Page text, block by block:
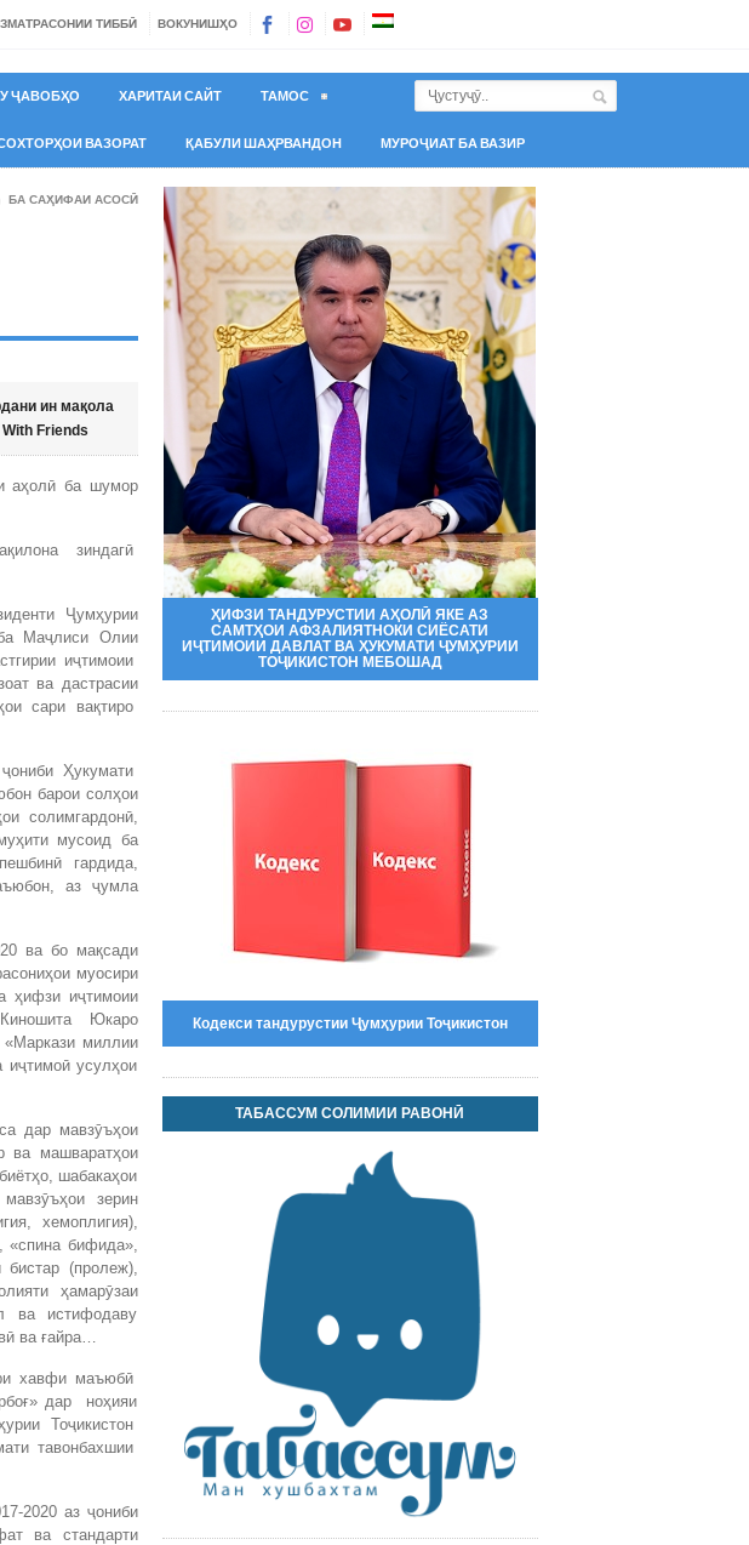
ТИББӢ ВОКУНИШҲО
ҶАВОБҲО ХАРИТАИ САЙТ ТАМОС
ВАЗОРАТ ҚАБУЛИ ШАҲРВАНДОН МУРОҶИАТ БА ВАЗИР
БА САҲИФАИ АСОСӢ
ин мақола
Friends
аҳолӣ ба шумор
зиндагӣ
Ҷумҳурии
Маҷлиси Олии
иҷтимоии
ва дастрасии
сари вақтиро
Ҳукумати
барои солҳои
солимгардонӣ,
мусоид ба
гардида,
аз ҷумла
ва бо мақсади
муосири
ҳифзи иҷтимоии
Киношита Юкаро
миллии
иҷтимоӣ усулҳои
дар мавзӯъҳои
ва машваратҳои
шабакаҳои
зерин
хемоплигия),
«спина бифида»,
(пролеж),
ҳамарӯзаи
ва истифодаву
ва ғайра…
хавфи маъюбӣ
дар ноҳияи
Тоҷикистон
тавонбахшии
2020 аз ҷониби
ва стандарти
ҲИФЗИ ТАНДУРУСТИИ АҲОЛӢ ЯКЕ АЗ
САМТҲОИ АФЗАЛИЯТНОКИ СИЁСАТИ
ИҶТИМОИИ ДАВЛАТ ВА ҲУКУМАТИ ҶУМҲУРИИ
ТОҶИКИСТОН МЕБОШАД
Кодекси тандурустии Ҷумҳурии Тоҷикистон
ТАБАССУМ СОЛИМИИ РАВОНӢ